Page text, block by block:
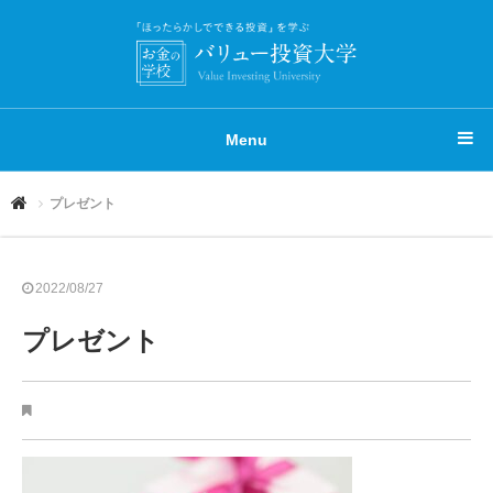
Menu
プレゼント
2022/08/27
プレゼント